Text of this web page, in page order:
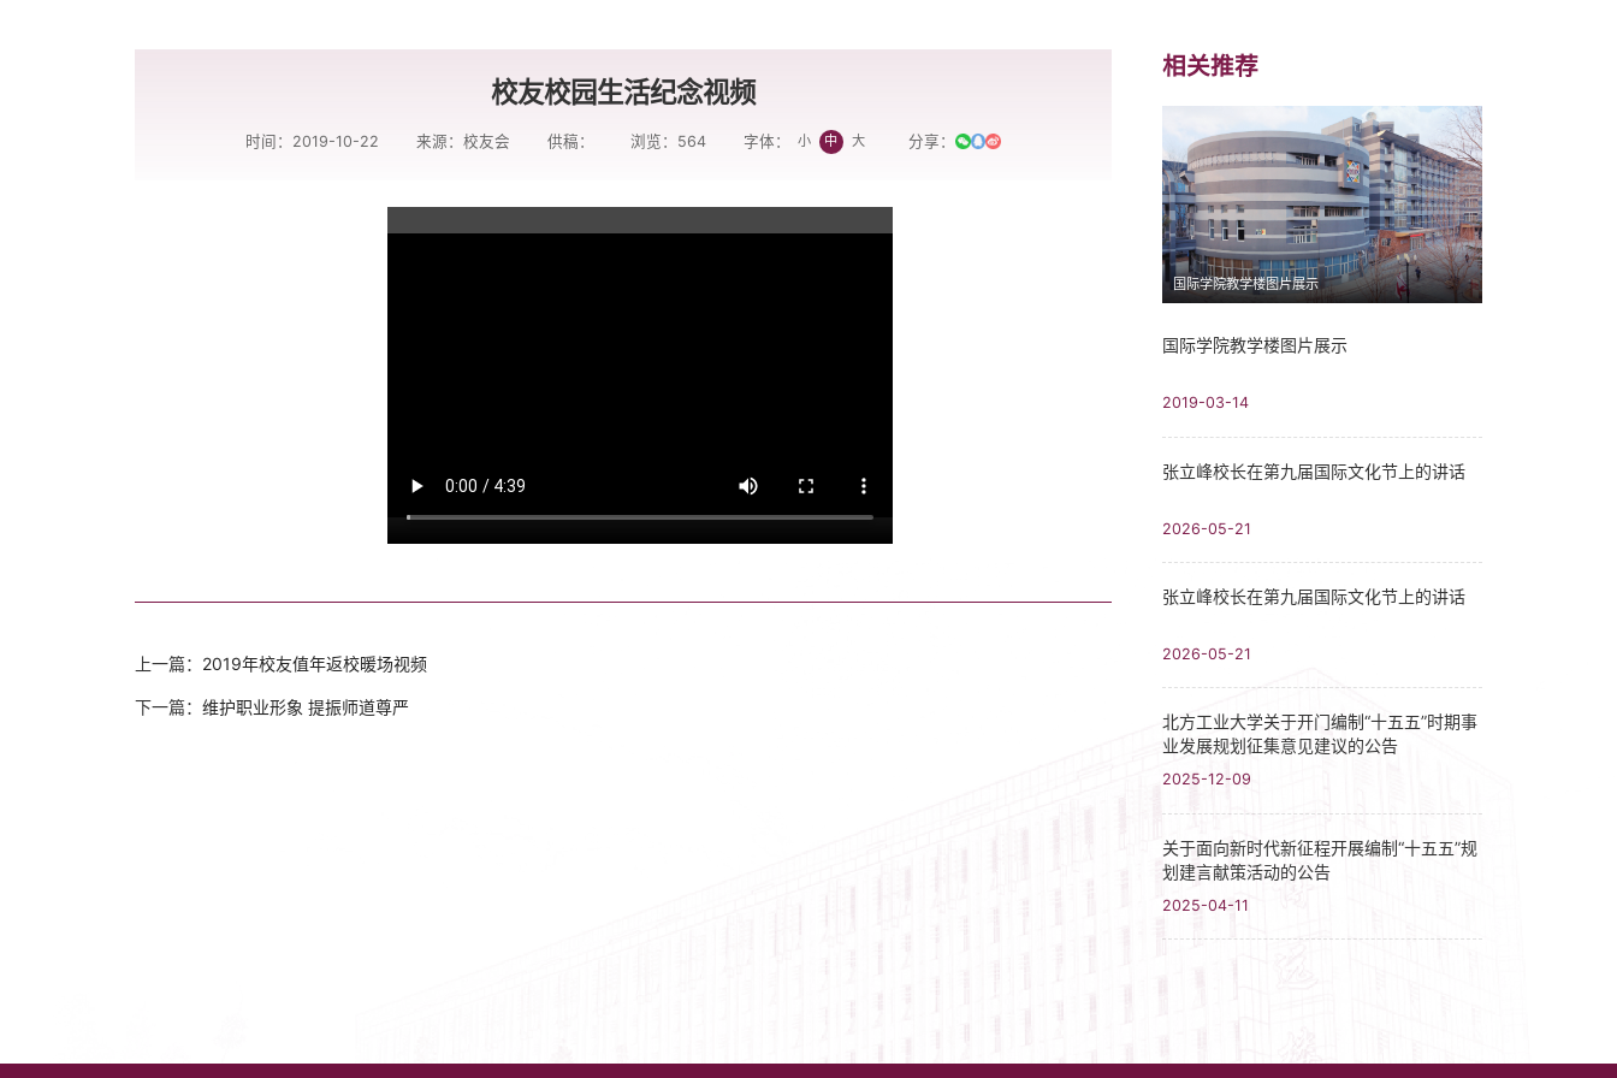
校友校园生活纪念视频
时间：2019-10-22 来源：校友会 供稿： 浏览： 564 字体： 小 中 大 分享：
上一篇： 2019年校友值年返校暖场视频
下一篇： 维护职业形象 提振师道尊严
相关推荐
国际学院教学楼图片展示
国际学院教学楼图片展示
2019-03-14
张立峰校长在第九届国际文化节上的讲话
2026-05-21
张立峰校长在第九届国际文化节上的讲话
2026-05-21
北方工业大学关于开门编制“十五五”时期事
业发展规划征集意见建议的公告
2025-12-09
关于面向新时代新征程开展编制“十五五”规
划建言献策活动的公告
2025-04-11